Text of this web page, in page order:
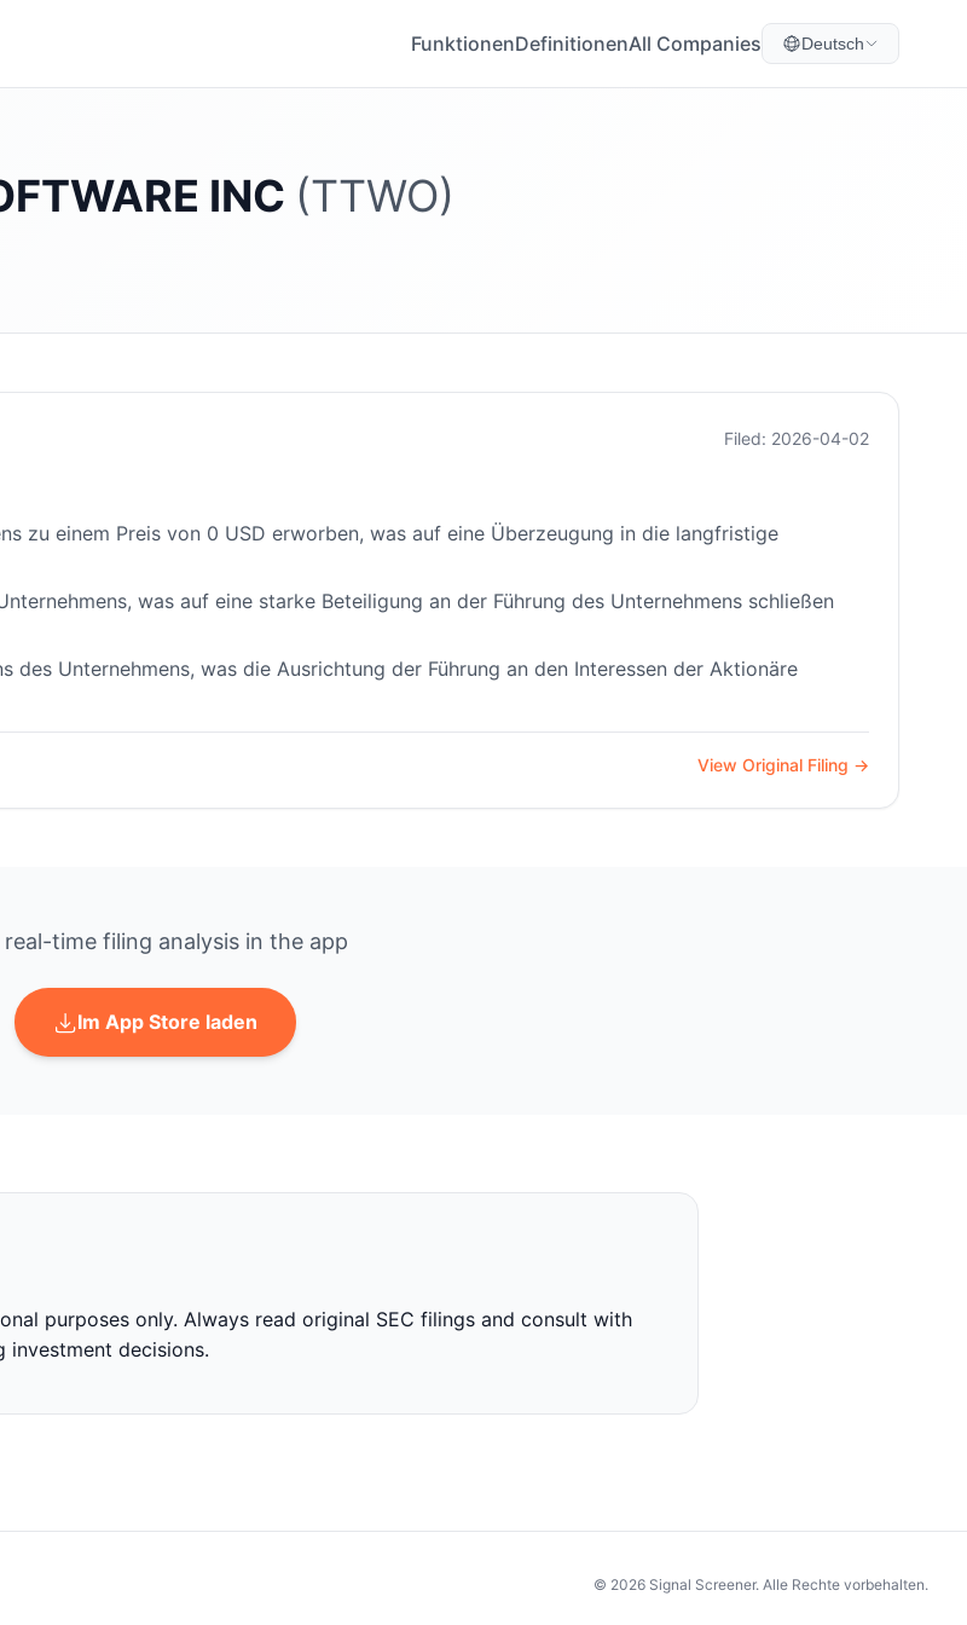
FunktionenDefinitionenAll Companies Deutsch
INC (TTWO)
Filed: 2026-04-02
zu einem Preis von 0 USD erworben, was auf eine Überzeugung in die langfristige
was auf eine starke Beteiligung an der Führung des Unternehmens schließen
Unternehmens, was die Ausrichtung der Führung an den Interessen der Aktionäre
View Original Filing →
real-time filing analysis in the app
Im App Store laden
purposes only. Always read original SEC filings and consult with
investment decisions.
© 2026 Signal Screener. Alle Rechte vorbehalten.